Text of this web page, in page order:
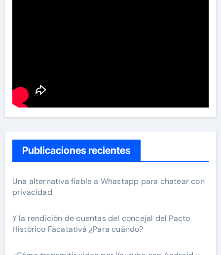
Publicaciones recientes
Una alternativa fiable a Whastapp para chatear con
privacidad
Y la rendición de cuentas del concejal del Pacto
Histórico Facatativá ¿Para cuándo?